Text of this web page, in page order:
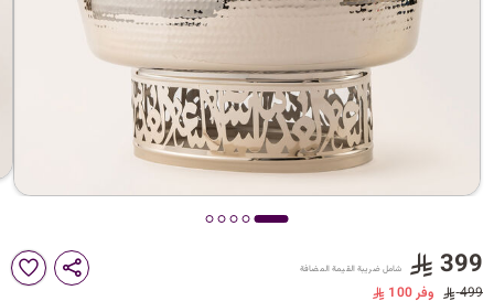
399 شامل ضريبة القيمة المضافة
499 وفر 100